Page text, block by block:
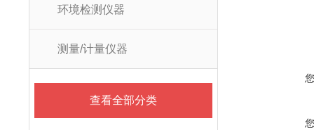
环境检测仪器
测量/计量仪器
查看全部分类